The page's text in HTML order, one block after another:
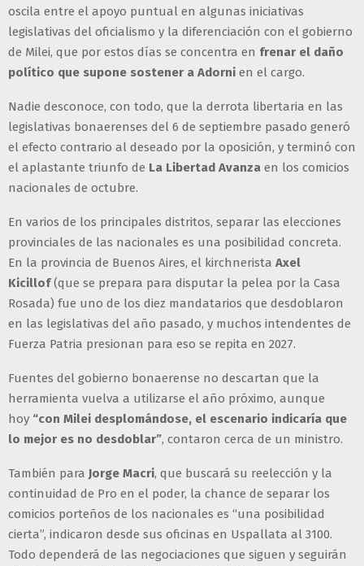
oscila entre el apoyo puntual en algunas iniciativas
legislativas del oficialismo y la diferenciación con el gobierno
de Milei, que por estos días se concentra en frenar el daño
político que supone sostener a Adorni en el cargo.
Nadie desconoce, con todo, que la derrota libertaria en las
legislativas bonaerenses del 6 de septiembre pasado generó
el efecto contrario al deseado por la oposición, y terminó con
el aplastante triunfo de La Libertad Avanza en los comicios
nacionales de octubre.
En varios de los principales distritos, separar las elecciones
provinciales de las nacionales es una posibilidad concreta.
En la provincia de Buenos Aires, el kirchnerista Axel
Kicillof(que se prepara para disputar la pelea por la Casa
Rosada) fue uno de los diez mandatarios que desdoblaron
en las legislativas del año pasado, y muchos intendentes de
Fuerza Patria presionan para eso se repita en 2027.
Fuentes del gobierno bonaerense no descartan que la
herramienta vuelva a utilizarse el año próximo, aunque
hoy “con Milei desplomándose, el escenario indicaría que
lo mejor es no desdoblar”, contaron cerca de un ministro.
También para Jorge Macri, que buscará su reelección y la
continuidad de Pro en el poder, la chance de separar los
comicios porteños de los nacionales es “una posibilidad
cierta”, indicaron desde sus oficinas en Uspallata al 3100.
Todo dependerá de las negociaciones que siguen y seguirán